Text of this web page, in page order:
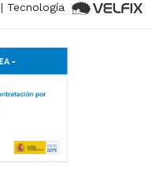
| Tecnología